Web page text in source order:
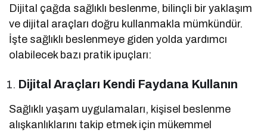
Dijital çağda sağlıklı beslenme, bilinçli bir yaklaşım
ve dijital araçları doğru kullanmakla mümkündür.
İşte sağlıklı beslenmeye giden yolda yardımcı
olabilecek bazı pratik ipuçları:
Dijital Araçları Kendi Faydana Kullanın
Sağlıklı yaşam uygulamaları, kişisel beslenme
alışkanlıklarını takip etmek için mükemmel